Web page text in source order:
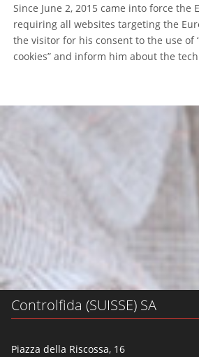
Since June 2, 2015 came into force the
requiring all websites targeting the
the visitor for his consent to the use of
cookies” and inform him about the
Controlfida (SUISSE) SA
Piazza della Riscossa, 16